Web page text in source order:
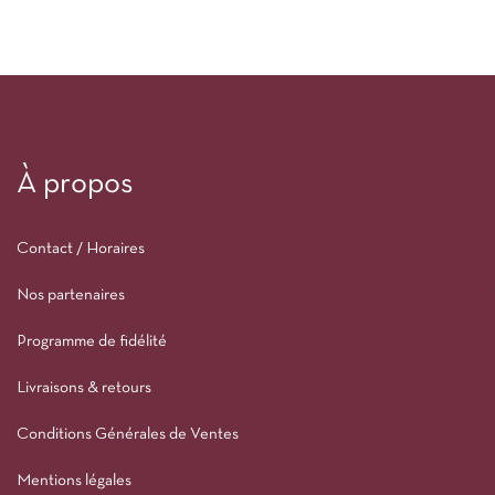
À propos
Contact / Horaires
Nos partenaires
Programme de fidélité
Livraisons & retours
Conditions Générales de Ventes
Mentions légales